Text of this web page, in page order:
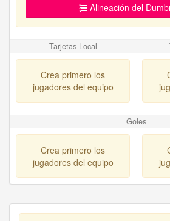
Alineación del
Tarjetas Local
Crea primero los
jugadores del equipo
Goles
Crea primero los
jugadores del equipo